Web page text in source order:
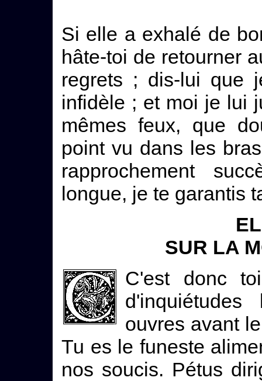
Si elle a exhalé de
hâte-toi de retourner
regrets ; dis-lui que
infidèle ; et moi je lui
mêmes feux, que
point vu dans les
rapprochement
longue, je te garantis
SUR LA
C'est donc
ouvres avant
Tu es le funeste
nos soucis. Pétus